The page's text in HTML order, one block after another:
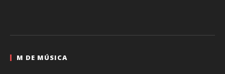
M DE MÚSICA